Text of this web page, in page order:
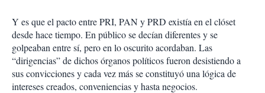
Y es que el pacto entre PRI, PAN y PRD existía en el clóset
desde hace tiempo. En público se decían diferentes y se
golpeaban entre sí, pero en lo oscurito acordaban. Las
“dirigencias” de dichos órganos políticos fueron desistiendo a
sus convicciones y cada vez más se constituyó una lógica de
intereses creados, conveniencias y hasta negocios.